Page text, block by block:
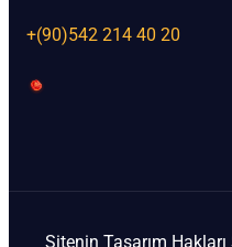
+(90)542 214 40 20
Sitenin Tasarım Hakları